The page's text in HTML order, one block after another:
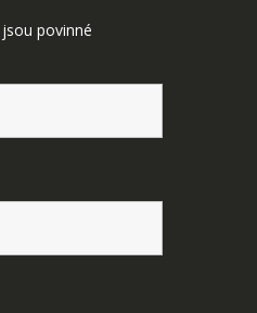
jsou povinné